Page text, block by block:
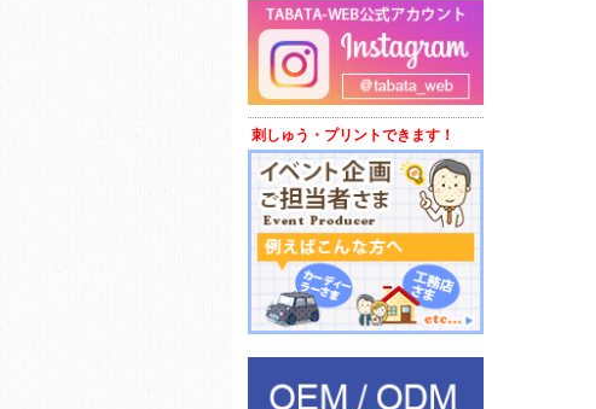
刺しゅう・プリントできます！